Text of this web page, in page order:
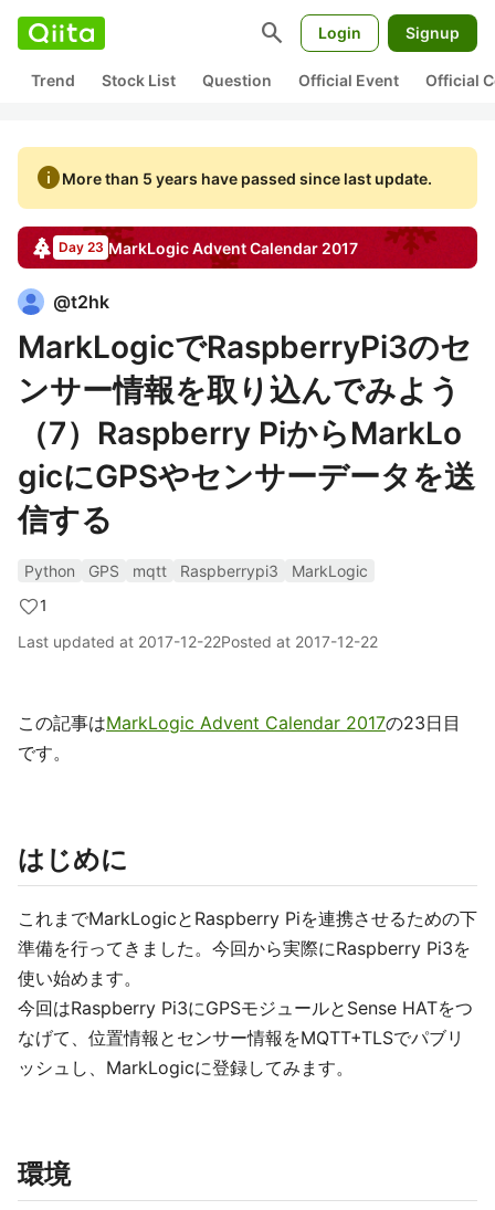
search Login Signup
Trend Stock List Question Official Event Official
infoMore than 5 years have passed since last update.
Day 23 MarkLogicAdvent Calendar 2017
@t2hk
MarkLogicでRaspberryPi3のセ
ンサー情報を取り込んでみよう
（7）Raspberry PiからMarkLo
gicにGPSやセンサーデータを送
信する
Python GPS mqtt Raspberrypi3
MarkLogic
1
Last updated at 2017-12-22Posted at 2017-12-22
この記事はMarkLogic Advent Calendar 2017の23日目
です。
はじめに
これまでMarkLogicとRaspberry Piを連携させるための下
準備を行ってきました。今回から実際にRaspberry Pi3を
使い始めます。
今回はRaspberry Pi3にGPSモジュールとSense HATをつ
なげて、位置情報とセンサー情報をMQTT+TLSでパブリ
ッシュし、MarkLogicに登録してみます。
環境